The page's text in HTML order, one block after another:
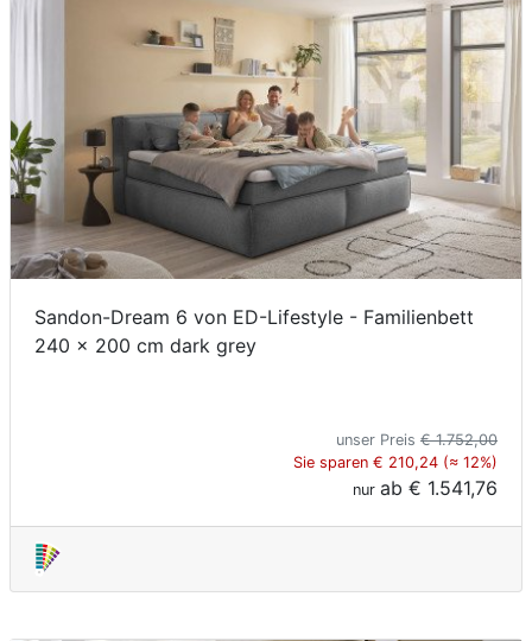
Sandon-Dream 6 von ED-Lifestyle - Familienbett
240 x 200 cm dark grey
unser Preis € 1.752,00
Sie sparen € 210,24 (≈ 12%)
nur ab € 1.541,76